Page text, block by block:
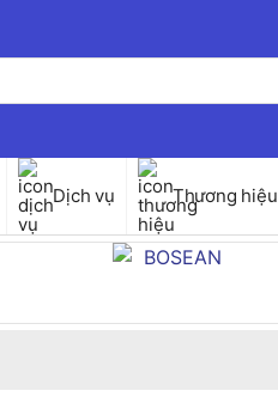
Dịch vụ Thương hiệu